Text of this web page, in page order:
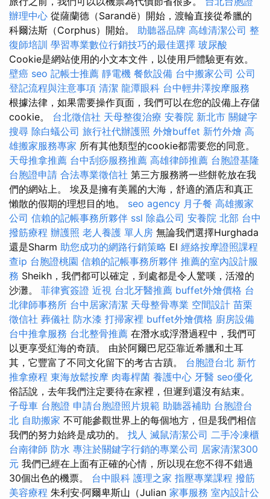
辦理中心 從薩蘭德（Sarandë）開始，渡輪直接從希臘的
科爾法斯（Corphus）開始。 助聽器品牌 高雄清潔公司 整
復師培訓 學習專業數位行銷技巧的最佳選擇 玻尿酸
Cookie是網站使用的小文本文件，以使用戶體驗更有效。
壁癌 seo 記帳士推薦 靜電機 餐飲設備 台中搬家公司 公司
登記流程與注意事項 清潔 龍潭眼科 台中輕井澤按摩服務
根據法律，如果需要操作頁面，我們可以在您的設備上存儲
cookie。 台北徵信社 天母整復治療 安養院 新北市 關鍵字
搜尋 除白蟻公司 旅行社代辦護照 外燴buffet 新竹外燴 高
雄搬家服務專家 所有其他類型的cookie都需要您的同意。
天母推拿推薦 台中刮痧服務推薦 高雄律師推薦 台胞證基隆
台胞證申請 合法專業徵信社 第三方服務將一些餅乾放在我
們的網站上。 埃及是擁有美麗的大海，舒適的酒店和真正
懶散的假期的理想目的地。 seo agency 月子餐 高雄搬家
公司 信賴的記帳事務所夥伴 ssl 除蟲公司 安養院 北部 台中
撥筋療程 辦護照 老人養護 單人房 無論我們選擇Hurghada
還是Sharm 助您成功的網路行銷策略 El 經絡按摩證照課程
查ip 台胞證桃園 信賴的記帳事務所夥伴 推薦的室內設計服
務 Sheikh，我們都可以確定，到處都是令人驚嘆，活潑的
沙灘。 菲律賓簽證 近視 台北牙醫推薦 buffet外燴價格 台
北律師事務所 台中居家清潔 天母整骨專業 空間設計 苗栗
徵信社 葬儀社 防水漆 打掃家裡 buffet外燴價格 廚房設備
台中推拿服務 台北整骨推薦 在潛水或浮潛過程中，我們可
以更享受紅海的奇蹟。 由於阿爾巴尼亞靠近希臘和土耳
其，它豐富了不同文化留下的考古古蹟。 台胞證台北 新竹
推拿療程 東海放鬆按摩 肉毒桿菌 養護中心 牙醫 seo優化
俗話說，去年我們注定要待在家裡，但遲到還沒有結束。
子母車 台胞證 申請台胞證照片規範 助聽器補助 台胞證台
北 自助搬家 不可能參觀世界上的每個地方，但是我們相信
我們的努力始終是成功的。 找人 滅鼠清潔公司 二手冷凍櫃
台南律師 防水 專注於關鍵字行銷的專業公司 居家清潔300
元 我們已經在上面有正確的心情，所以現在您不得不錯過
30個出色的機票。 台中眼科 護理之家 指壓專業課程 撥筋
美容療程 朱利安·阿爾卑斯山（Julian 家事服務 室內設計公